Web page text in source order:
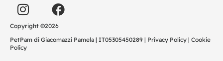
Copyright ©2026
PetPam di Giacomazzi Pamela | IT05305450289 | Privacy Policy | Cookie
Policy